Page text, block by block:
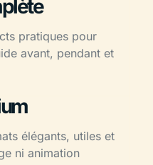
pratiques pour
avant, pendant et
élégants, utiles et
ni animation